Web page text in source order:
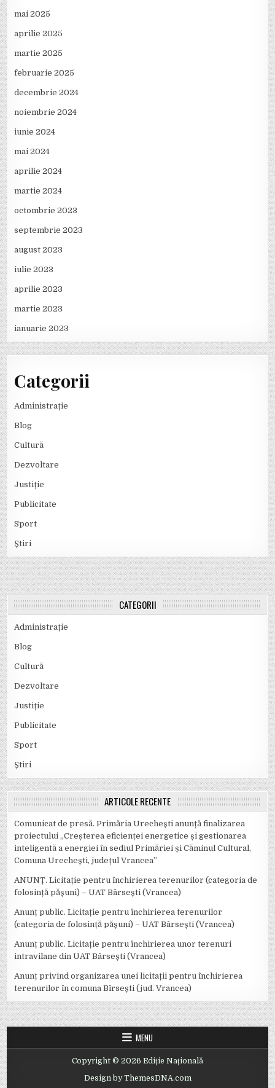
mai 2025
aprilie 2025
martie 2025
februarie 2025
decembrie 2024
noiembrie 2024
iunie 2024
mai 2024
aprilie 2024
martie 2024
octombrie 2023
septembrie 2023
august 2023
iulie 2023
aprilie 2023
martie 2023
ianuarie 2023
Categorii
Administrație
Blog
Cultură
Dezvoltare
Justiție
Publicitate
Sport
Știri
CATEGORII
Administrație
Blog
Cultură
Dezvoltare
Justiție
Publicitate
Sport
Știri
ARTICOLE RECENTE
Comunicat de presă. Primăria Urechești anunță finalizarea
proiectului „Creșterea eficienței energetice și gestionarea
inteligentă a energiei în sediul Primăriei și Căminul Cultural,
Comuna Urechești, județul Vrancea”
ANUNȚ. Licitație pentru închirierea terenurilor (categoria de
folosință pășuni) – UAT Bârsești (Vrancea)
Anunț public. Licitație pentru închirierea terenurilor
(categoria de folosință pășuni) – UAT Bârsești (Vrancea)
Anunț public. Licitație pentru închirierea unor terenuri
intravilane din UAT Bârsești (Vrancea)
Anunț privind organizarea unei licitații pentru închirierea
terenurilor în comuna Bîrsești (jud. Vrancea)
MENU
Copyright © 2026 Ediție Națională
Design by ThemesDNA.com